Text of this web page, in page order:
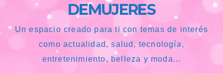
DEMUJERES
Un espacio creado para ti con temas de interés
como actualidad, salud, tecnología,
entretenimiento, belleza y moda...